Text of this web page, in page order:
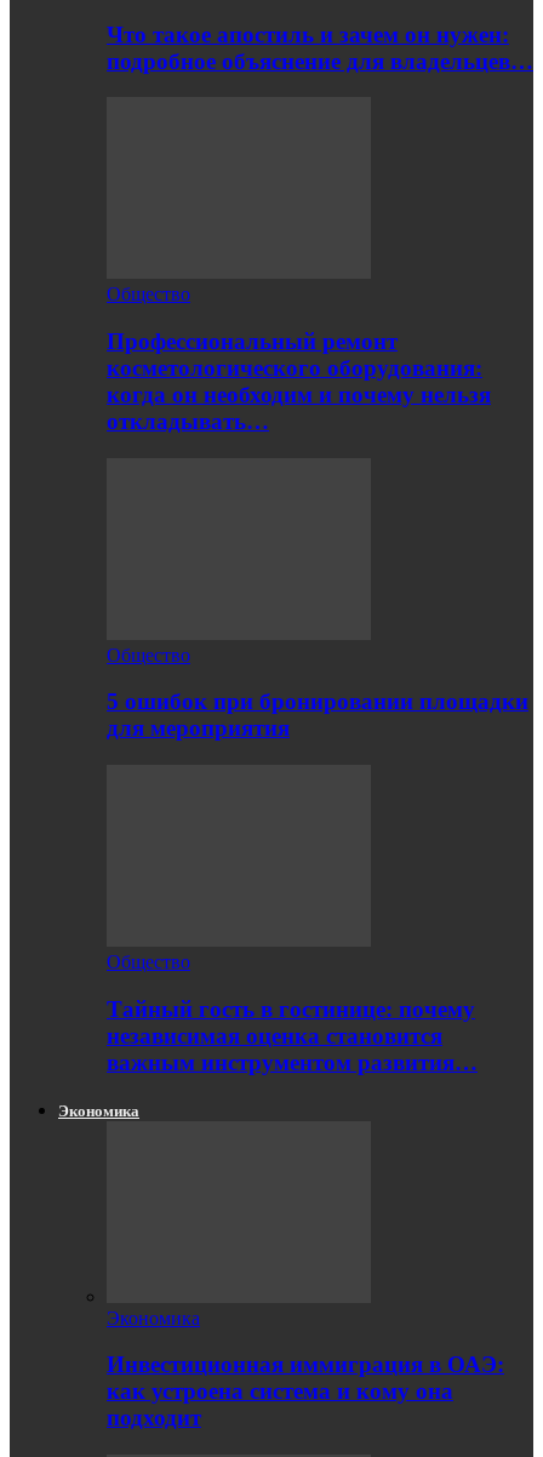
Что такое апостиль и зачем он нужен:
подробное объяснение для владельцев…
Общество
Профессиональный ремонт
косметологического оборудования:
когда он необходим и почему нельзя
откладывать…
Общество
5 ошибок при бронировании площадки
для мероприятия
Общество
Тайный гость в гостинице: почему
независимая оценка становится
важным инструментом развития…
Экономика
Экономика
Инвестиционная иммиграция в ОАЭ:
как устроена система и кому она
подходит